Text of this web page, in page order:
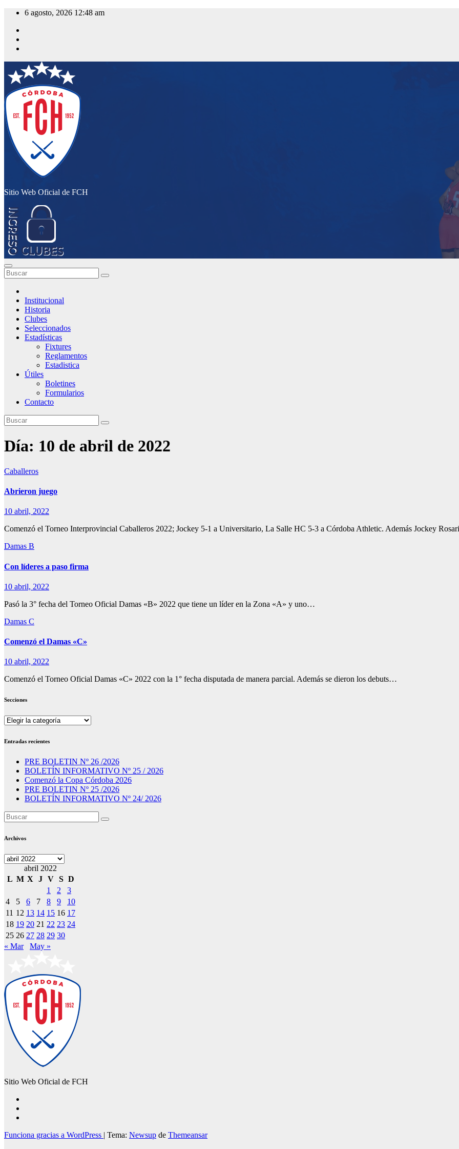
Saltar
contenido
6 agosto, 2026 12:48 am
Sitio Web Oficial de FCH
Institucional
Historia
Clubes
Seleccionados
Estadísticas
Fixtures
Reglamentos
Estadistica
Útiles
Boletines
Formularios
Contacto
Día: 10 de abril de 2022
Caballeros
Abrieron juego
10 abril, 2022
Comenzó el Torneo Interprovincial Caballeros 2022; Jockey 5-1 a Universitario, La Salle HC 5-3 a Córdoba Athletic. Además Jockey
Damas B
Con líderes a paso firma
10 abril, 2022
Pasó la 3° fecha del Torneo Oficial Damas «B» 2022 que tiene un líder en la Zona «A» y uno…
Damas C
Comenzó el Damas «C»
10 abril, 2022
Comenzó el Torneo Oficial Damas «C» 2022 con la 1° fecha disputada de manera parcial. Además se dieron los debuts…
Secciones
Secciones
Entradas recientes
PRE BOLETIN Nº 26 /2026
BOLETÍN INFORMATIVO Nº 25 / 2026
Comenzó la Copa Córdoba 2026
PRE BOLETIN Nº 25 /2026
BOLETÍN INFORMATIVO Nº 24/ 2026
Archivos
Archivos
abril 2022
L M X J V S D
1
2
3
4
5 6 7 8 9
10
11 12 13 14 15 16 17
18 19 20 21 22 23 24
25 26 27 28 29 30
« Mar
May »
Sitio Web Oficial de FCH
Funciona gracias a WordPress | Tema: Newsup de Themeansar